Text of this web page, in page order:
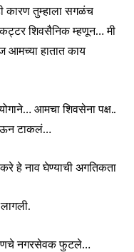
कारण तुम्हाला सगळंच
शिवसैनिक म्हणून… मी
आमच्या हातात काय
आमचा शिवसेना पक्ष..
टाकलं…
हे नाव घेण्याची अगतिकता
नगरसेवक फुटले…